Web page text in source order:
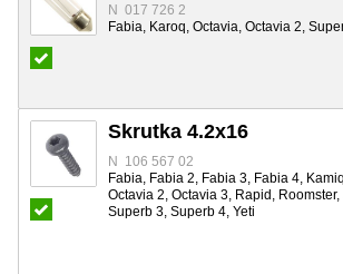
N 017 726 2
Fabia, Karoq, Octavia, Octavia 2,
Skrutka 4.2x16
N 106 567 02
Fabia, Fabia 2, Fabia 3, Fabia 4,
Octavia 2, Octavia 3, Rapid,
Superb 3, Superb 4, Yeti